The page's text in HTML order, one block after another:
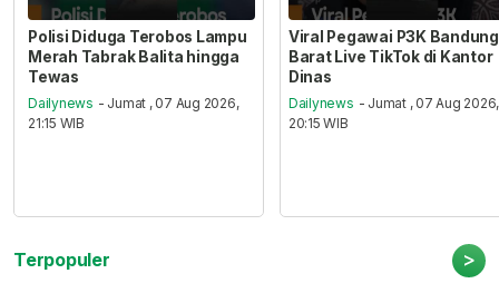
Polisi Diduga Terobos Lampu
Merah Tabrak Balita hingga
Tewas
Dailynews - Jumat , 07 Aug 2026,
21:15 WIB
Viral Pegawai P3K Bandung
Barat Live TikTok di Kantor
Dinas
Dailynews - Jumat , 07 Aug 2026,
20:15 WIB
Terpopuler >